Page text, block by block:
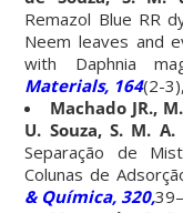
Remazol Blue RR
Neem leaves and
with Daphnia
Materials, 164(2-
Machado JR.,
U. Souza, S. M. A.
Separação de
Colunas de
& Química, 320,